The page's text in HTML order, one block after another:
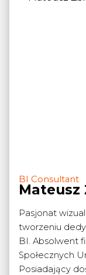
BI Consultant
Mateusz
Pasjonat
tworzeniu
BI. Absolwent
Społecznych
Posiadający